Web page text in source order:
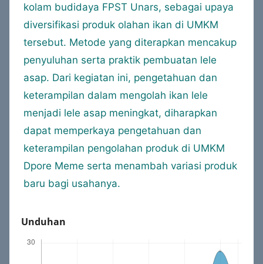
kolam budidaya FPST Unars, sebagai upaya
diversifikasi produk olahan ikan di UMKM
tersebut. Metode yang diterapkan mencakup
penyuluhan serta praktik pembuatan lele
asap. Dari kegiatan ini, pengetahuan dan
keterampilan dalam mengolah ikan lele
menjadi lele asap meningkat, diharapkan
dapat memperkaya pengetahuan dan
keterampilan pengolahan produk di UMKM
Dpore Meme serta menambah variasi produk
baru bagi usahanya.
Unduhan